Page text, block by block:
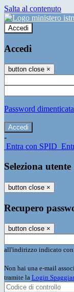
Salta al contenuto
Accedi
Accedi
button close ×
Password
-
Entra con SPID
Seleziona utente
button close ×
Recupero
button close ×
all'indirizzo indicato con
Non hai una e-mail
tramite la Login